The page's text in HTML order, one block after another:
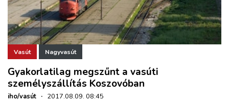
Vasút Nagyvasút
Gyakorlatilag megszűnt a vasúti
személyszállítás Koszovóban
iho/vasút · 2017.08.09. 08:45